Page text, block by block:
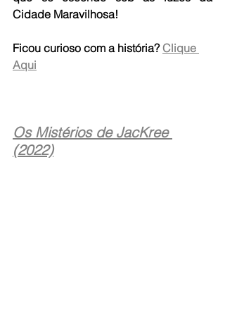
Cidade Maravilhosa!
Ficou curioso com a história? Clique
Aqui
Os Mistérios de JacKree
(2022)